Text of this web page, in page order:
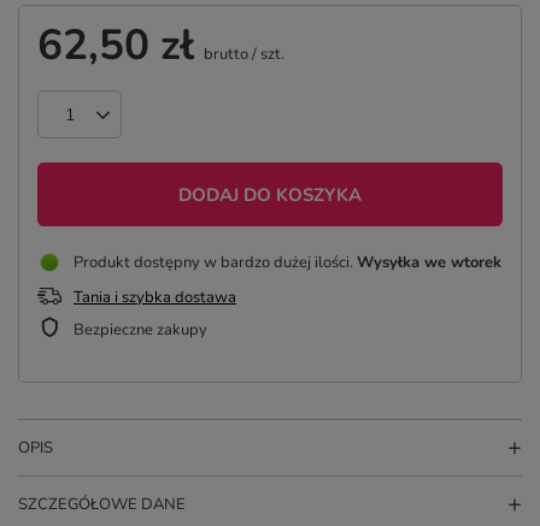
62,50 zł brutto/ szt.
DODAJ DO KOSZYKA
Produkt dostępny w bardzo dużej ilości Wysyłka we wtorek
Tania i szybka dostawa
Bezpieczne zakupy
OPIS
SZCZEGÓŁOWE DANE